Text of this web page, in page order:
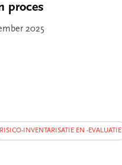
proces
2025
RISICO-INVENTARISATIE EN -EVALUATIE